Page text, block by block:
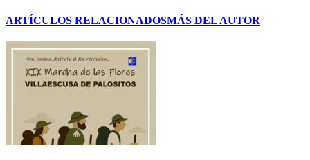
ARTÍCULOS RELACIONADOSMÁS DEL AUTOR